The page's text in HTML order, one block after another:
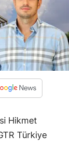
Hikmet
Türkiye